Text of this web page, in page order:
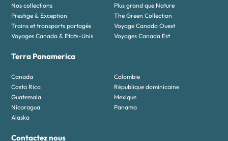
Nos collections
Plus grand que Nature
Prestige & Exception
The Green Collection
Trains et transports partagés
Voyage Canada Ouest
Voyages Canada & Etats-Unis
Voyages Canada Est
Terra Panamerica
Canada
Colombie
Costa Rica
République dominicaine
Guatemala
Mexique
Nicaragua
Panama
Alaska
Contactez nous